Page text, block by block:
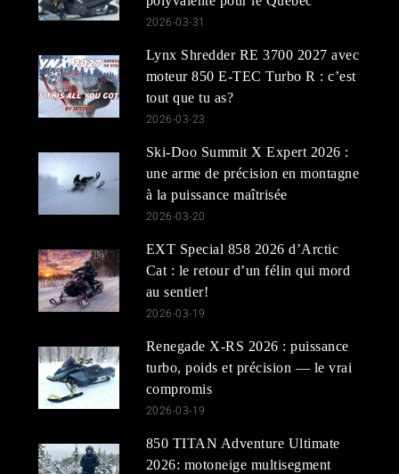
2026-03-31
Lynx Shredder RE 3700 2027 avec
moteur 850 E-TEC Turbo R : c’est
tout que tu as?
2026-03-23
Ski-Doo Summit X Expert 2026 :
une arme de précision en montagne
à la puissance maîtrisée
2026-03-20
EXT Special 858 2026 d’Arctic
Cat : le retour d’un félin qui mord
au sentier!
2026-03-19
Renegade X-RS 2026 : puissance
turbo, poids et précision — le vrai
compromis
2026-03-19
850 TITAN Adventure Ultimate
2026: motoneige multisegment